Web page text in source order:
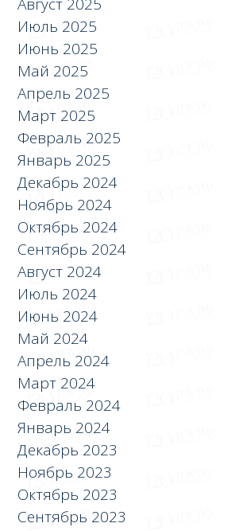
Июль 2025
Июнь 2025
Май 2025
Апрель 2025
Март 2025
Февраль 2025
Январь 2025
Декабрь 2024
Ноябрь 2024
Октябрь 2024
Сентябрь 2024
Август 2024
Июль 2024
Июнь 2024
Май 2024
Апрель 2024
Март 2024
Февраль 2024
Январь 2024
Декабрь 2023
Ноябрь 2023
Октябрь 2023
Сентябрь 2023